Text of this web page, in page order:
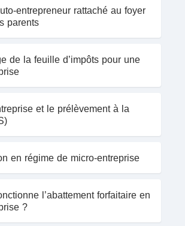
entrepreneur rattaché au foyer
parents
de la feuille d’impôts pour une
et le prélèvement à la
en régime de micro-entreprise
l’abattement forfaitaire en
?